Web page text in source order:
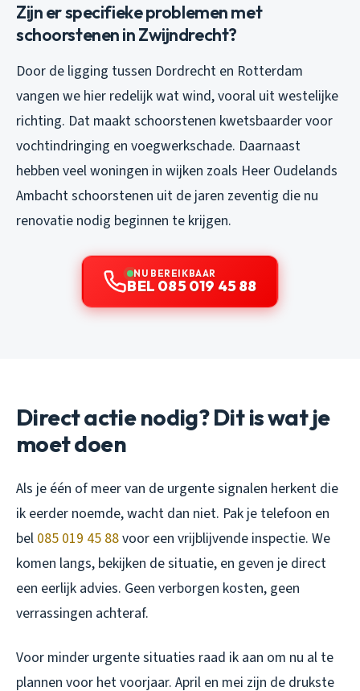
Zijn er specifieke problemen met
schoorstenen in Zwijndrecht?
Door de ligging tussen Dordrecht en Rotterdam
vangen we hier redelijk wat wind, vooral uit westelijke
richting. Dat maakt schoorstenen kwetsbaarder voor
vochtindringing en voegwerkschade. Daarnaast
hebben veel woningen in wijken zoals Heer Oudelands
Ambacht schoorstenen uit de jaren zeventig die nu
renovatie nodig beginnen te krijgen.
NU BEREIKBAAR
BEL 085 019 45 88
Direct actie nodig? Dit is wat je
moet doen
Als je één of meer van de urgente signalen herkent die
ik eerder noemde, wacht dan niet. Pak je telefoon en
bel 085 019 45 88voor een vrijblijvende inspectie. We
komen langs, bekijken de situatie, en geven je direct
een eerlijk advies. Geen verborgen kosten, geen
verrassingen achteraf.
Voor minder urgente situaties raad ik aan om nu al te
plannen voor het voorjaar. April en mei zijn de drukste